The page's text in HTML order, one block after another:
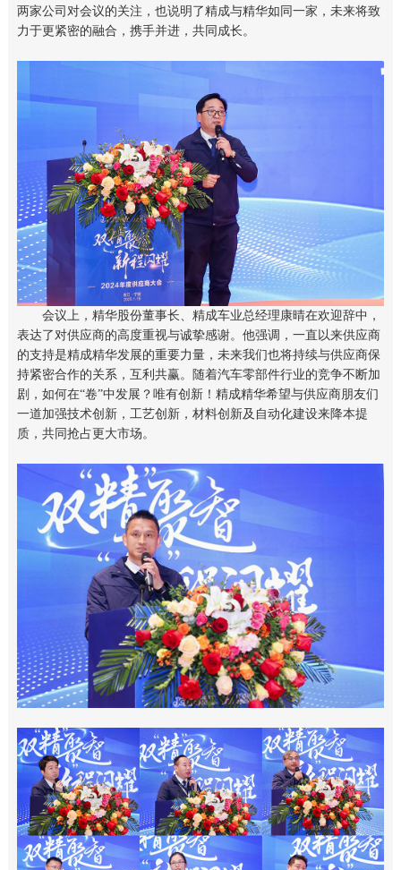
两家公司对会议的关注，也说明了精成与精华如同一家，未来将致
力于更紧密的融合，携手并进，共同成长。
会议上，精华股份董事长、精成车业总经理康晴在欢迎辞中，
表达了对供应商的高度重视与诚挚感谢。他强调，一直以来供应商
的支持是精成精华发展的重要力量，未来我们也将持续与供应商保
持紧密合作的关系，互利共赢。随着汽车零部件行业的竞争不断加
剧，如何在“卷”中发展？唯有创新！精成精华希望与供应商朋友们
一道加强技术创新，工艺创新，材料创新及自动化建设来降本提
质，共同抢占更大市场。